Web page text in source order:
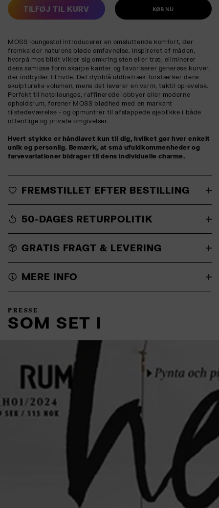
TILFØJ TIL KURV KØB NU
MOSS loungestol introducerer en omsluttende komfort, der
fremkalder naturens bløde omfavnelse. Inspireret af måden,
hvorpå mos blidt vikler sig omkring sten eller træ, eliminerer
dens sømløse form skarpe kanter og favoriserer generøse kurver,
der indbyder til hvile. Det dybblå uldbetræk forstærker dens
skulpturelle volumen, mens det leverer en varm, taktil oplevelse.
Perfekt til hotellounges, raffinerede lobbyer eller moderne
opholdsrum, forener MOSS blødhed med en markant
tilstedeværelse - og opmuntrer til afslappede øjeblikke i både
offentlige og private omgivelser.
Hvert stykke er håndlavet kun til dig, hvilket gør hver enkelt
unik og personlig. Bemærk, at små ufuldkommenheder og
farvevariationer bidrager til dens individuelle charme.
FREMSTILLET EFTER BESTILLING
50-DAGES RETURPOLITIK
GRATIS FRAGT & LEVERING
MERE INFO
PRESSE
SOM SET I